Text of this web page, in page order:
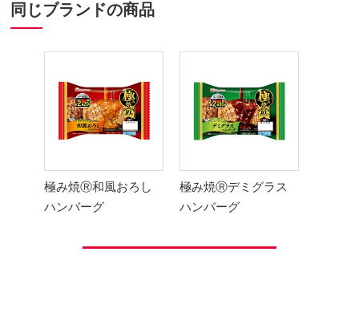
同じブランドの商品
極み焼Ⓡ和風おろし
ハンバーグ
極み焼Ⓡデミグラス
ハンバーグ